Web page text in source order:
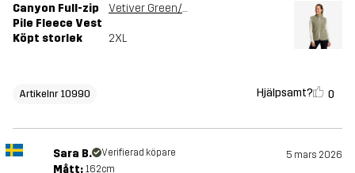
Canyon Full-zip
Pile Fleece Vest
Vetiver Green/Oatmeal
Köpt storlek 2XL
Artikelnr 10990 Hjälpsamt? 0
Sara B. Verifierad köpare 5 mars 2026
Mått: 162cm